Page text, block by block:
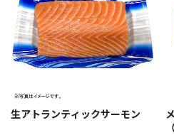
生アトランティックサーモン